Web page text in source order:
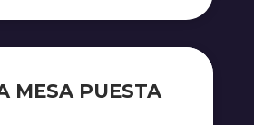
MESA PUESTA